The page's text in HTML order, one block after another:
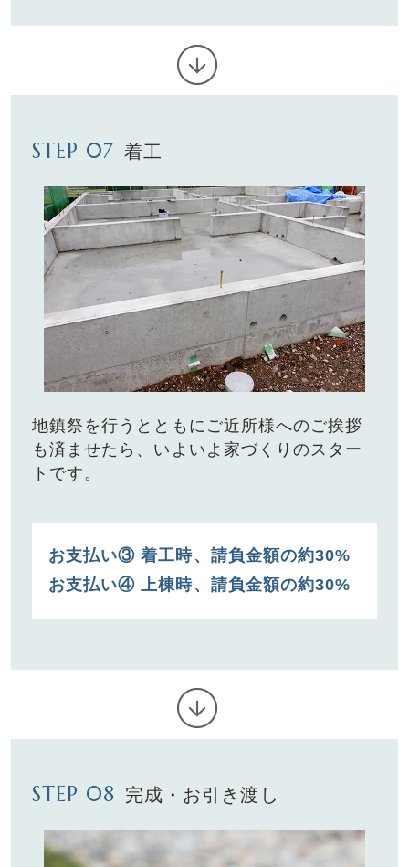
STEP 07 着工
地鎮祭を⾏うとともにご近所様へのご挨拶
も済ませたら、 いよいよ家づくりのスター
トです。
お⽀払い③ 着⼯時、請負⾦額の約30%
お⽀払い④ 上棟時、請負⾦額の約30%
STEP 08 完成・お引き渡し